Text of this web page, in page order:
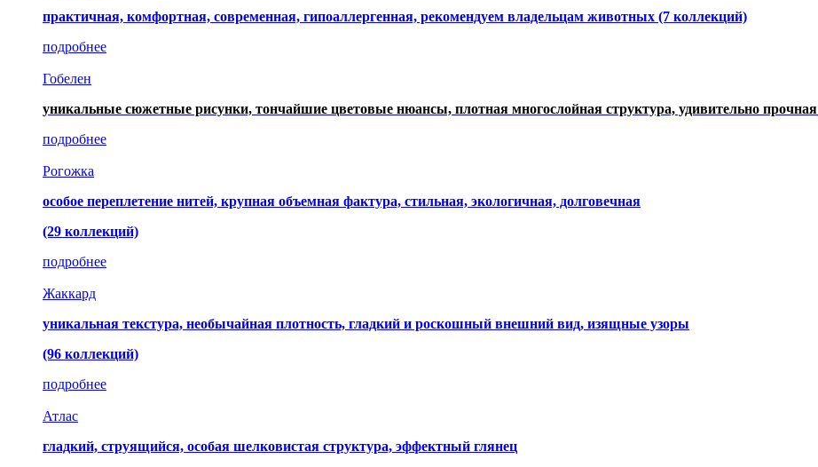
практичная, комфортная, современная, гипоаллергенная, рекомендуем владельцам животных (7 коллекций)
подробнее
Гобелен
уникальные сюжетные рисунки, тончайшие цветовые нюансы, плотная многослойная структура, удивительно прочная
подробнее
Рогожка
особое переплетение нитей, крупная объемная фактура, стильная, экологичная, долговечная
(29 коллекций)
подробнее
Жаккард
уникальная текстура, необычайная плотность, гладкий и роскошный внешний вид, изящные узоры
(96 коллекций)
подробнее
Атлас
гладкий, струящийся, особая шелковистая структура, эффектный глянец